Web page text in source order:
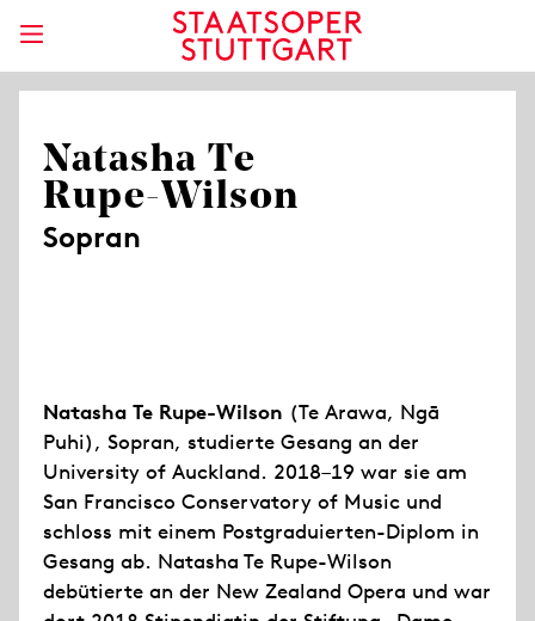
Natasha Te
Rupe-Wilson
Sopran
Natasha Te Rupe-Wilson (Te Arawa, Ngā
Puhi), Sopran, studierte Gesang an der
University of Auckland. 2018–19 war sie am
San Francisco Conservatory of Music und
schloss mit einem Postgraduierten-Diplom in
Gesang ab. Natasha Te Rupe-Wilson
debütierte an der New Zealand Opera und war